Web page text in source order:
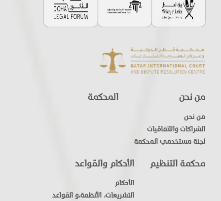
من نحن
من نحن
الشراكات والاتفاقيات
لجنة مستخدمي المحكمة
المحكمة
محكمة التنظيم الأحكام والقواعد
الأحكام
التشريعات، الأنظمة،و القواعد